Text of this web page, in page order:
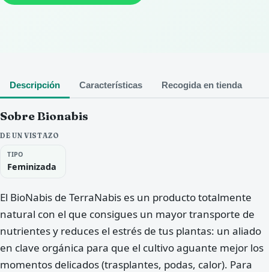
Descripción Características Recogida en tienda
Sobre Bionabis
DE UN VISTAZO
TIPO
Feminizada
El BioNabis de TerraNabis es un producto totalmente
natural con el que consigues un mayor transporte de
nutrientes y reduces el estrés de tus plantas: un aliado
en clave orgánica para que el cultivo aguante mejor los
momentos delicados (trasplantes, podas, calor). Para